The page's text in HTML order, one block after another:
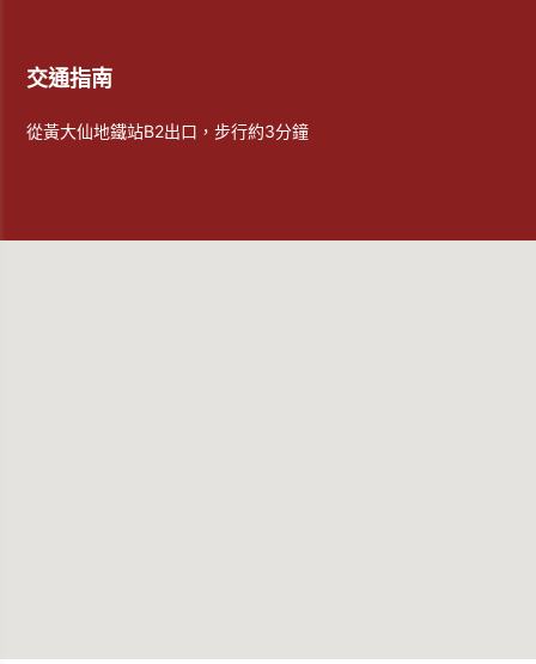
交通指南
從黃大仙地鐵站B2出口，步行約3分鐘